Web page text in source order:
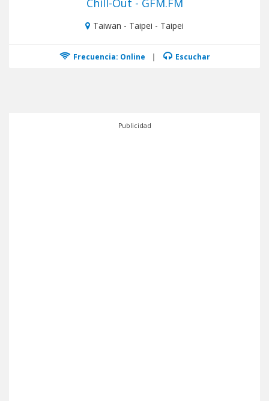
Chill-Out - GFM.FM
Taiwan - Taipei - Taipei
Frecuencia: Online | Escuchar
Publicidad